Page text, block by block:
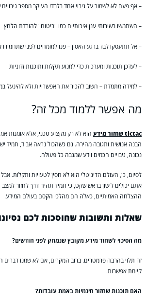
– אף פעם לא לשמור על גיבוי אחד בלבד! העיקר מספר גיבויים
– השתמשו בשירותי ענן איכותיים כמו "ביטוח" להורדת הלחץ
– אל תתעסקו לבד ברגע האסון – פנו למומחים לפני
– לעדכן תוכנות ומערכות כדי למנוע תקלות ותוכנות זדוניות
– למידה מתמדת – חשוב להכיר את האפשרויות ולא להינעל
מה אפשר ללמוד מכל זה?
tictac שחזור מידע
הוא לא רק מקצוע טכני, אלא אומנות
הבנה אנושית ותגובה מהירה. גם כשהכול נראה אבוד, תמיד
נכונה, גיבויים חכמים וידע שמגבה כל פעולה.
לסיום, כן, העולם הדיגיטלי הוא לא חסין לטעויות ותקלות.
אתם יכולים לישון בראש שקט, כי תמיד תהיה דרך לחזור למצב
ההצלחה האמיתיים, כאלה הם מהלכי הקסם בעולם המידע.
שאלות ותשובות שחוסכות לכם
מה הסיכוי לשחזר מידע מקובץ שנמחק לפני חודשים?
זה תלוי בהרבה פרמטרים. ברוב המקרים, אם לא שמנו דברים
קיימת אפשרות.
האם תוכנות שחזור חינמיות באמת עובדות?